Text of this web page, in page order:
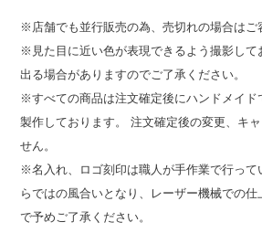
※店舗でも並行販売の為、売切れの場合はご
※見た目に近い色が表現できるよう撮影して
出る場合がありますのでご了承ください。
※すべての商品は注文確定後にハンドメイド
製作しております。 注文確定後の変更、キ
せん。
※名入れ、ロゴ刻印は職人が手作業で行って
らではの風合いとなり、レーザー機械での
で予めご了承ください。